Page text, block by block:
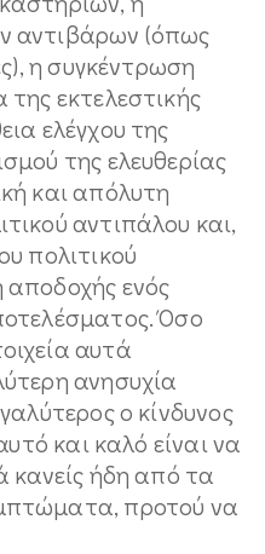
αντιβάρων (όπως
η συγκέντρωση
εκτελεστικής
ελέγχου της
της ελευθερίας
και απόλυτη
αντιπάλου και,
πολιτικού
ενός
Όσο
αυτά
ανησυχία
ο κίνδυνος
και καλό είναι να
κανείς ήδη από τα
προτού να